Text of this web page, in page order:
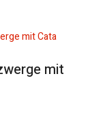
mit